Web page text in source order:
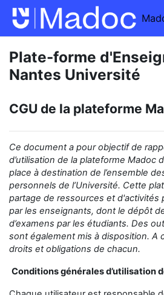
Passer au contenu principal
Plate-forme
Nantes Université
CGU de la plateforme
Ce document a pour objectif de
d’utilisation de la plateforme Madoc
place à destination de l’ensemble
personnels de l’Université. Cette
partage de ressources et d'activités
par les enseignants, dont le dépôt
d’examens par les étudiants. Des
sont également mis à disposition. A
droits et obligations de chacun.
Conditions générales d’utilisation